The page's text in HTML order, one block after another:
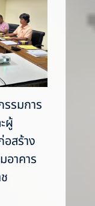
รมการ
ผู้
สร้าง
อาคาร